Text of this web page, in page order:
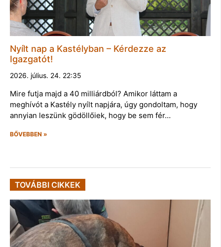
Nyílt nap a Kastélyban – Kérdezze az
Igazgatót!
2026. július. 24. 22:35
Mire futja majd a 40 milliárdból? Amikor láttam a
meghívót a Kastély nyílt napjára, úgy gondoltam, hogy
annyian leszünk gödöllőiek, hogy be sem fér…
BŐVEBBEN »
TOVÁBBI CIKKEK